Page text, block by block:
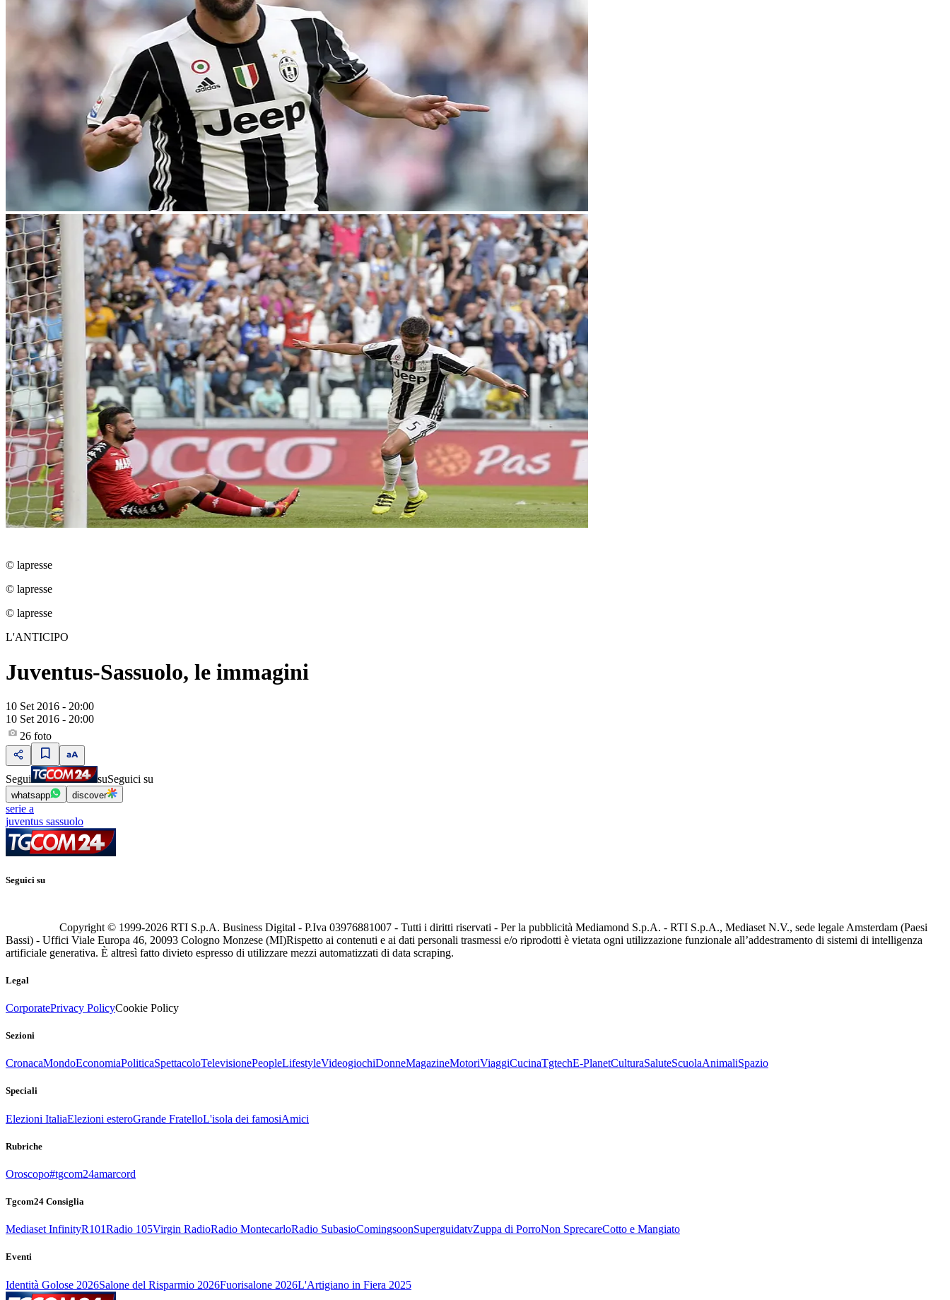
© lapresse
© lapresse
© lapresse
L'ANTICIPO
Juventus-Sassuolo, le immagini
10 Set 2016 - 20:00
10 Set 2016 - 20:00
26 foto
Segui suSeguici su
whatsapp discover
serie a
juventus sassuolo
Seguici su
Copyright © 1999-2026 RTI S.p.A. Business Digital - P.Iva 03976881007 - Tutti i diritti riservati - Per la pubblicità Mediamond S.p.A. - RTI S.p.A., Mediaset N.V., sede legale Amsterdam (Paesi
Bassi) - Uffici Viale Europa 46, 20093 Cologno Monzese (MI)Rispetto ai contenuti e ai dati personali trasmessi e/o riprodotti è vietata ogni utilizzazione funzionale all’addestramento di sistemi di intelligenza
artificiale generativa. È altresì fatto divieto espresso di utilizzare mezzi automatizzati di data scraping.
Legal
CorporatePrivacy PolicyCookie Policy
Sezioni
CronacaMondoEconomiaPoliticaSpettacoloTelevisionePeopleLifestyleVideogiochiDonneMagazineMotoriViaggiCucinaTgtechE-PlanetCulturaSaluteScuolaAnimaliSpazio
Speciali
Elezioni ItaliaElezioni esteroGrande FratelloL'isola dei famosiAmici
Rubriche
Oroscopo#tgcom24amarcord
Tgcom24 Consiglia
Mediaset InfinityR101Radio 105Virgin RadioRadio MontecarloRadio SubasioComingsoonSuperguidatvZuppa di PorroNon SprecareCotto e Mangiato
Eventi
Identità Golose 2026Salone del Risparmio 2026Fuorisalone 2026L'Artigiano in Fiera 2025